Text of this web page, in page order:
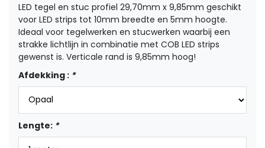
LED tegel en stuc profiel 29,70mm x 9,85mm geschikt
voor LED strips tot 10mm breedte en 5mm hoogte.
Ideaal voor tegelwerken en stucwerken waarbij een
strakke lichtlijn in combinatie met COB LED strips
gewenst is. Verticale rand is 9,85mm hoog!
Afdekking : *
Lengte: *